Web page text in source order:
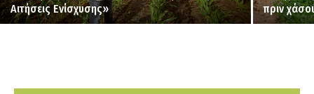
Αιτήσεις Ενίσχυσης»
πριν